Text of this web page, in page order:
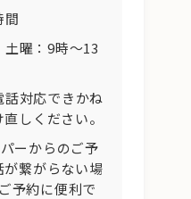
間
曜：9時〜13
対応できかね
しください。
ーからのご予
繋がらない場
予約に便利で